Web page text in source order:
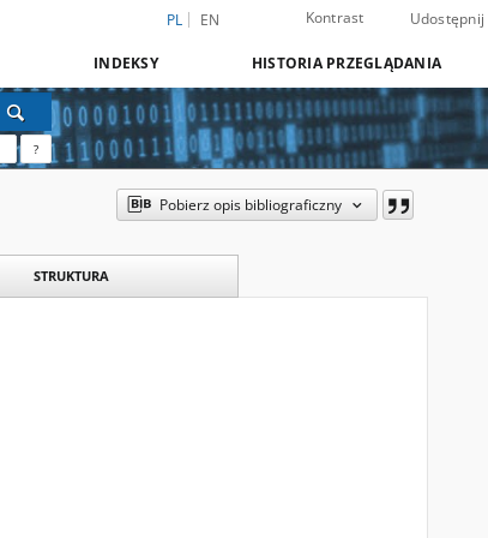
PL EN Kontrast Udostępnij
INDEKSY HISTORIA PRZEGLĄDANIA
?
Pobierz opis bibliograficzny
STRUKTURA